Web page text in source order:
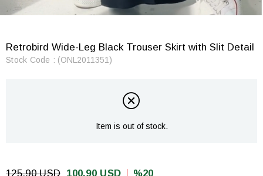
Retrobird Wide-Leg Black Trouser Skirt with Slit Detail
Stock Code (ONL2011351)
Item is out of stock.
125.90 USD 100.90 USD
20